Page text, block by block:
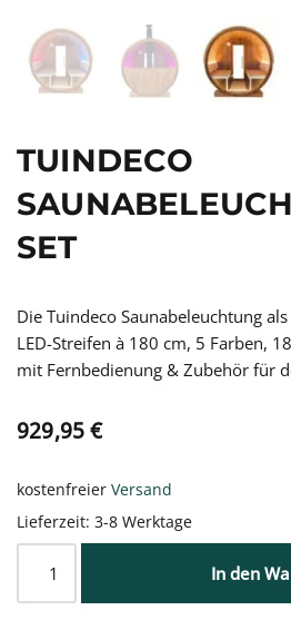
TUINDECO
SET
Die Tuindeco Saunabeleuchtung
LED-Streifen à 180 cm, 5 Farben,
mit Fernbedienung & Zubehör für
929,95€
kostenfreier Versand
Lieferzeit: 3-8 Werktage
In den